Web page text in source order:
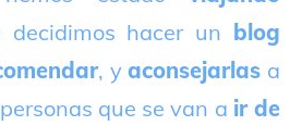
decidimos hacer un blog
, yaconsejarlas a
que se van a ir de